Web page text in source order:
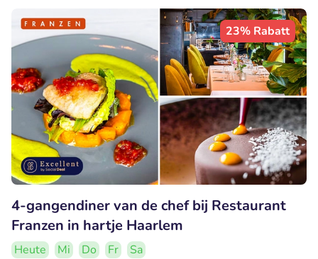
23% Rabatt
4-gangendiner van de chef bij Restaurant
Franzen in hartje Haarlem
Heute Mi Do Fr
Sa